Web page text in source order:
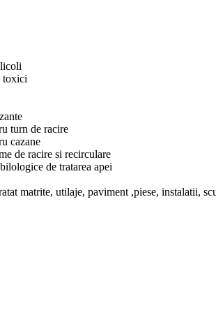
toxici
turn de racire
cazane
de racire si recirculare
de tratarea apei
matrite, utilaje, paviment ,piese, instalatii,